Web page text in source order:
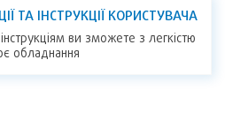
ТА ІНСТРУКЦІЇ КОРИСТУВАЧА
ви зможете з легкістю
обладнання